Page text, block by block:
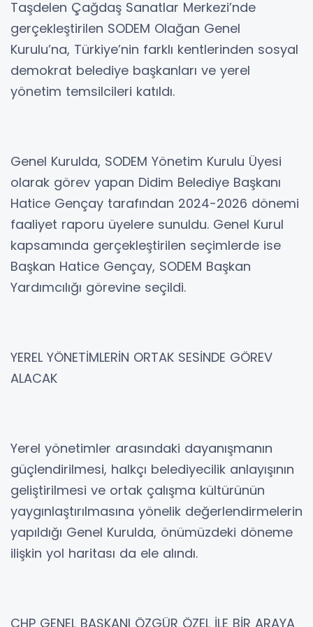
Taşdelen Çağdaş Sanatlar Merkezi’nde
gerçekleştirilen SODEM Olağan Genel
Kurulu’na, Türkiye’nin farklı kentlerinden sosyal
demokrat belediye başkanları ve yerel
yönetim temsilcileri katıldı.
Genel Kurulda, SODEM Yönetim Kurulu Üyesi
olarak görev yapan Didim Belediye Başkanı
Hatice Gençay tarafından 2024-2026 dönemi
faaliyet raporu üyelere sunuldu. Genel Kurul
kapsamında gerçekleştirilen seçimlerde ise
Başkan Hatice Gençay, SODEM Başkan
Yardımcılığı görevine seçildi.
YEREL YÖNETİMLERİN ORTAK SESİNDE GÖREV
ALACAK
Yerel yönetimler arasındaki dayanışmanın
güçlendirilmesi, halkçı belediyecilik anlayışının
geliştirilmesi ve ortak çalışma kültürünün
yaygınlaştırılmasına yönelik değerlendirmelerin
yapıldığı Genel Kurulda, önümüzdeki döneme
ilişkin yol haritası da ele alındı.
CHP GENEL BAŞKANI ÖZGÜR ÖZEL İLE BİR ARAYA